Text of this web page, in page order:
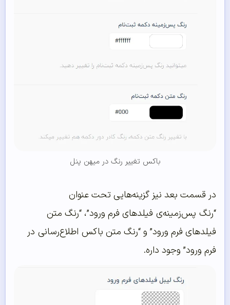
باکس تغییر رنگ در میهن پنل
در قسمت بعد نیز گزینه‌هایی تحت عنوان
“رنگ پس‌زمینه‌ی فیلدهای فرم ورود”، “رنگ متن
فیلدهای فرم ورود” و “رنگ متن باکس اطلاع‌رسانی در
فرم ورود” وجود داره.